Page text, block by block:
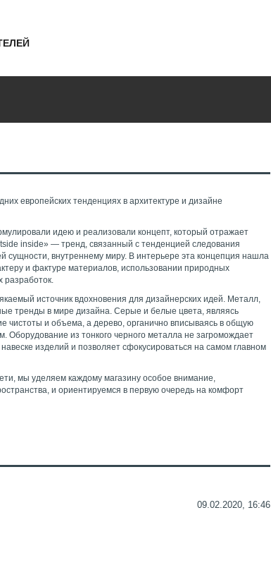
европейских тенденциях в архитектуре и дизайне
идею и реализовали концепт, который отражает
inside» — тренд, связанный с тенденцией следования
сущности, внутреннему миру. В интерьере эта концепция нашла
и фактуре материалов, использовании природных
разработок.
источник вдохновения для дизайнерских идей. Металл,
тренды в мире дизайна. Серые и белые цвета, являясь
чистоты и объема, а дерево, органично вписываясь в общую
Оборудование из тонкого черного металла не загромождает
изделий и позволяет сфокусироваться на самом главном
мы уделяем каждому магазину особое внимание,
и ориентируемся в первую очередь на комфорт
09.02.2020, 16:46